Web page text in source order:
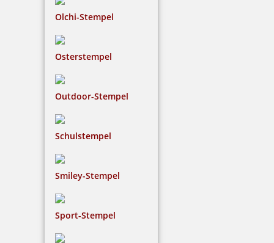
Olchi-Stempel
Osterstempel
Outdoor-Stempel
Schulstempel
Smiley-Stempel
Sport-Stempel
Braille Schild Rauchen verboten mit Piktogramm